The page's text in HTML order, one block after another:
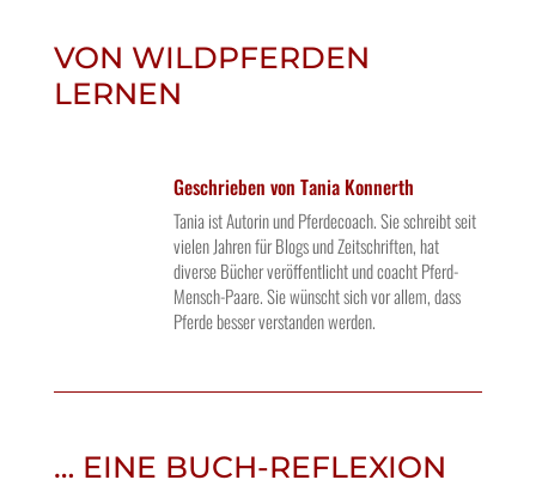
VON WILDPFERDEN
LERNEN
Geschrieben von Tania Konnerth
Tania ist Autorin und Pferdecoach. Sie schreibt seit
vielen Jahren für Blogs und Zeitschriften, hat
diverse Bücher veröffentlicht und coacht Pferd-
Mensch-Paare. Sie wünscht sich vor allem, dass
Pferde besser verstanden werden.
… EINE BUCH-REFLEXION